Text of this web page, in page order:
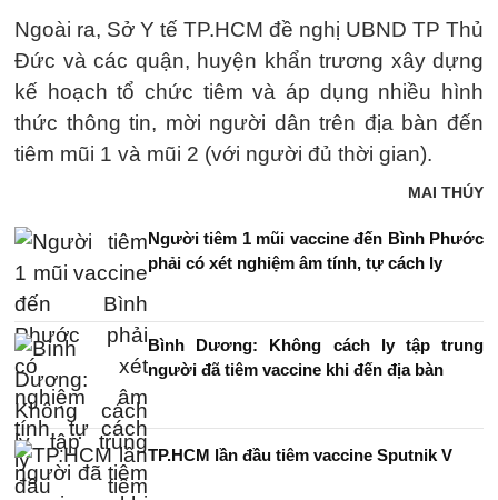
Ngoài ra, Sở Y tế TP.HCM đề nghị UBND TP Thủ
Đức và các quận, huyện khẩn trương xây dựng
kế hoạch tổ chức tiêm và áp dụng nhiều hình
thức thông tin, mời người dân trên địa bàn đến
tiêm mũi 1 và mũi 2 (với người đủ thời gian).
MAI THÚY
Người tiêm 1 mũi vaccine đến Bình Phước
phải có xét nghiệm âm tính, tự cách ly
Bình Dương: Không cách ly tập trung
người đã tiêm vaccine khi đến địa bàn
TP.HCM lần đầu tiêm vaccine Sputnik V